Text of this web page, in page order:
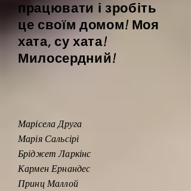
працювати і зробіть
це своїм домом! Моя
хата, су хата!
Милосердний!
Марісела Друга
Марія Сальсірі
Бріджет Ларкінс
Кармен Ернандес
Принц Маллой